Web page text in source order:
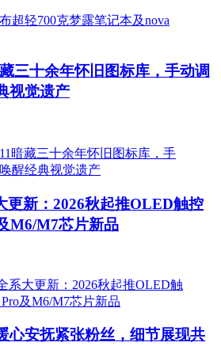
三十余年怀旧图标库，手动调
视觉遗产
更新：2026秋起推OLED触控
M6/M7芯片新品
心安抚紧张粉丝，细节展现共